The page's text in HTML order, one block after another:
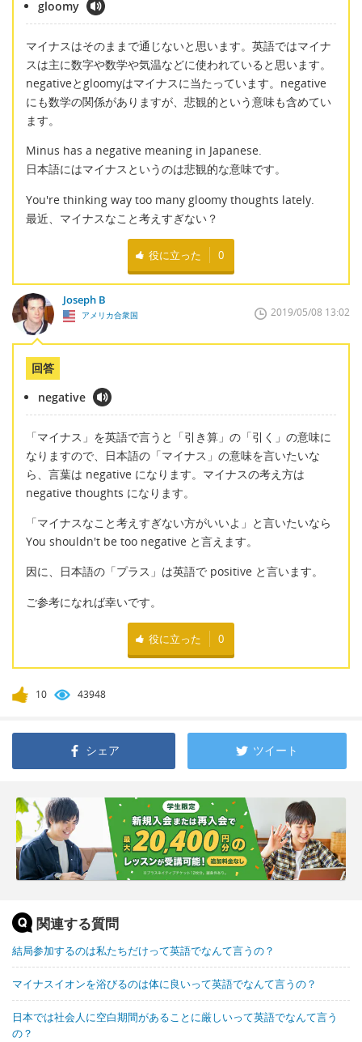
gloomy
マイナスはそのままで通じないと思います。英語ではマイナ
スは主に数字や数学や気温などに使われていると思います。
negativeとgloomyはマイナスに当たっています。negative
にも数学の関係がありますが、悲観的という意味も含めてい
ます。
Minus has a negative meaning in Japanese.
日本語にはマイナスというのは悲観的な意味です。
You're thinking way too many gloomy thoughts lately.
最近、マイナスなこと考えすぎない？
役に立った 0
Joseph B
アメリカ合衆国 2019/05/08 13:02
回答
negative
「マイナス」を英語で言うと「引き算」の「引く」の意味に
なりますので、日本語の「マイナス」の意味を言いたいな
ら、言葉は negative になります。マイナスの考え方は
negative thoughts になります。
「マイナスなこと考えすぎない方がいいよ」と言いたいなら
You shouldn't be too negative と言えます。
因に、日本語の「プラス」は英語で positive と言います。
ご参考になれば幸いです。
役に立った 0
10 43948
シェア ツイート
関連する質問
結局参加するのは私たちだけって英語でなんて言うの？
マイナスイオンを浴びるのは体に良いって英語でなんて言うの？
日本では社会人に空白期間があることに厳しいって英語でなんて言う
の？